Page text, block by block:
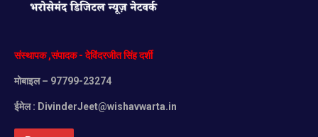
संस्थापक,संपादक-देविंदरजीतसिंहदर्शी
मोबाइल– 97799-23274
ईमेल : DivinderJeet@wishavwarta.in